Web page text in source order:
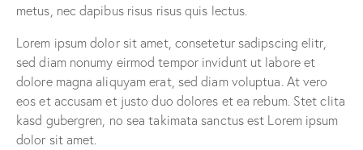
metus, nec dapibus risus risus quis lectus.
Lorem ipsum dolor sit amet, consetetur sadipscing elitr,
sed diam nonumy eirmod tempor invidunt ut labore et
dolore magna aliquyam erat, sed diam voluptua. At vero
eos et accusam et justo duo dolores et ea rebum. Stet clita
kasd gubergren, no sea takimata sanctus est Lorem ipsum
dolor sit amet.